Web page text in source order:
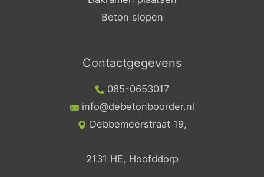
Beton slopen
Contactgegevens
085-0653017
info@debetonboorder.nl
Debbemeerstraat 19,
2131 HE, Hoofddorp